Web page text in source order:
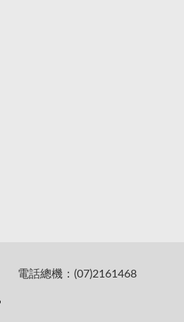
電話總機：(07)2161468